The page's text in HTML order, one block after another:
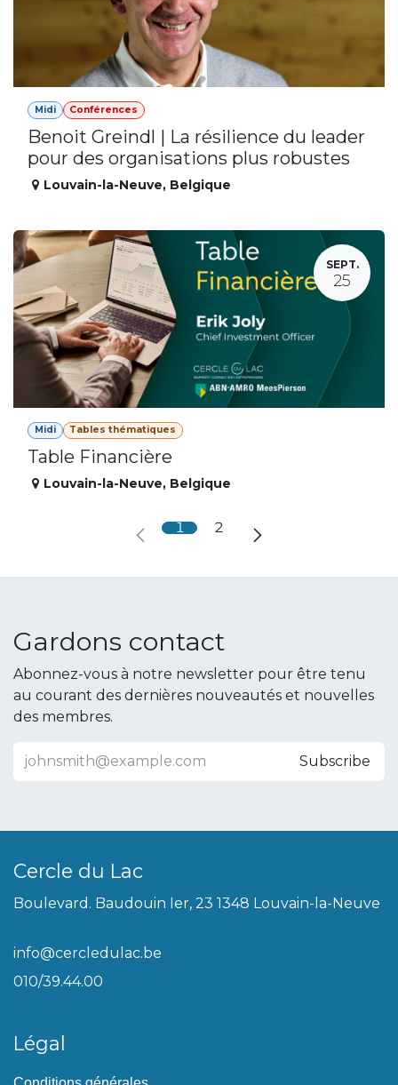
Midi Conférences
Benoit Greindl | La résilience du leader
pour des organisations plus robustes
Louvain-la-Neuve, Belgique
SEPT.
25
Midi Tables thématiques
Table Financière
Louvain-la-Neuve, Belgique
1 2
Gardons contact
Abonnez-vous à notre newsletter pour être tenu
au courant des dernières nouveautés et nouvelles
des membres.
Subscribe
Cercle du Lac
Boulevard. Baudouin Ier, 23 1348 Louvain-la-Neuve
info@cercledulac.be
010/39.44.00
Légal